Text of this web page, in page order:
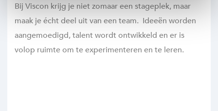
Bij Viscon krijg je niet zomaar een stageplek, maar
maak je écht deel uit van een team. Ideeën worden
aangemoedigd, talent wordt ontwikkeld en er is
volop ruimte om te experimenteren en te leren.